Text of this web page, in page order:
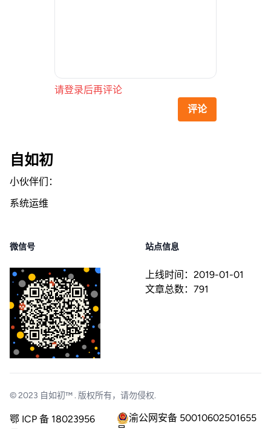
请登录后再评论
评论
自如初
小伙伴们：
系统运维
微信号 站点信息
上线时间： 2019-01-01
文章总数： 791
© 2023 自如初™. 版权所有，请勿侵权.
鄂 ICP 备 18023956
渝公网安备 50010602501655